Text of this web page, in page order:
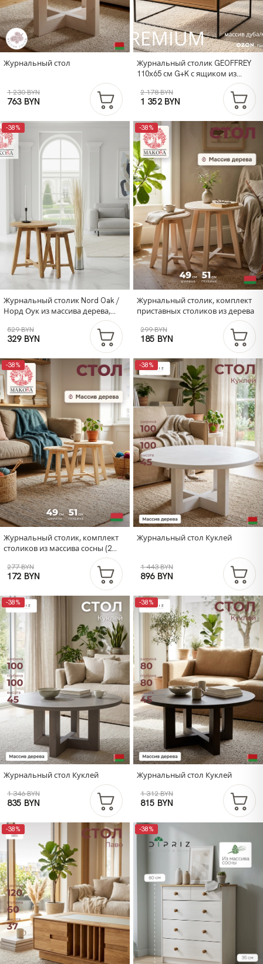
Журнальный стол
1 230 BYN
763 BYN
Журнальный столик GEOFFREY
110х65 см G+K с ящиком из
массива дикого дуба в стиле
лофт
2 178 BYN
1 352 BYN
-38%
Журнальный столик Nord Oak /
Норд Оук из массива дерева,
529 BYN
329 BYN
-38%
Журнальный столик, комплект
приставных столиков из дерева
299 BYN
185 BYN
-38%
Журнальный столик, комплект
столиков из массива сосны (2
277 BYN
172 BYN
-38%
Журнальный стол Куклей
1 443 BYN
896 BYN
-38%
Журнальный стол Куклей
1 346 BYN
835 BYN
-38%
Журнальный стол Куклей
1 312 BYN
815 BYN
-38% -38%